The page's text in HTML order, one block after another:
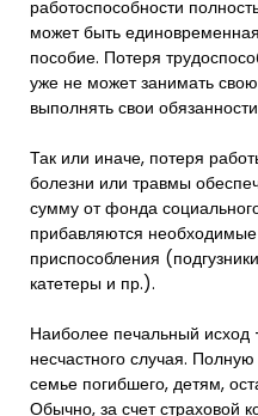
работоспособности
может быть
пособие. Потеря
уже не может занимать
выполнять свои
Так или иначе, потеря
болезни или травмы
сумму от фонда
прибавляются
приспособления
катетеры и пр.).
Наиболее печальный исход
несчастного случая.
семье погибшего, детям,
Обычно, за счет страховой